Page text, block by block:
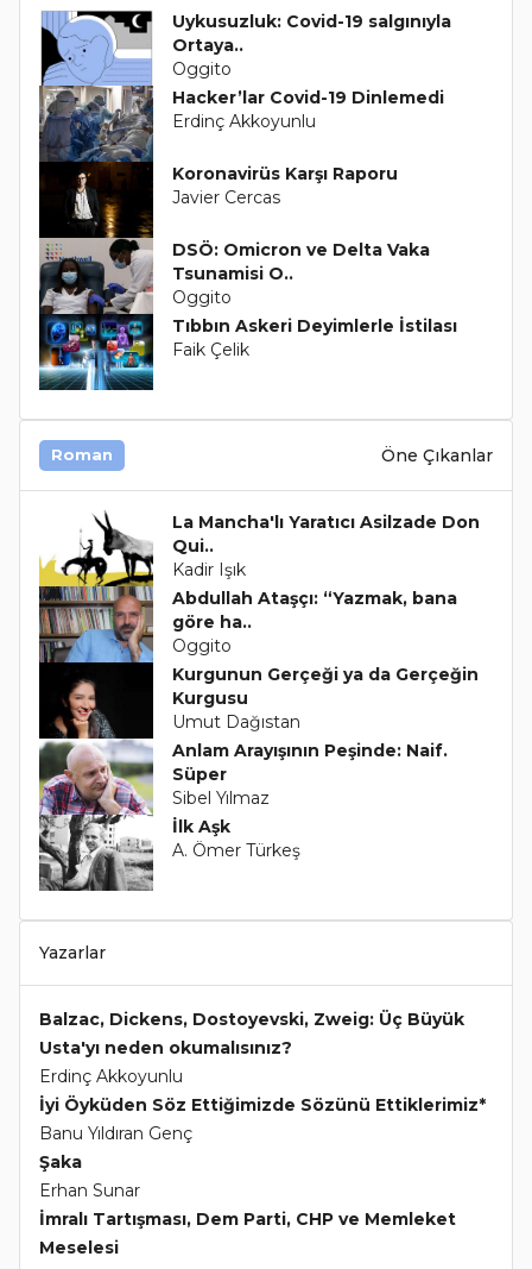
Uykusuzluk: Covid-19 salgınıyla
Ortaya..
Oggito
Hacker’lar Covid-19 Dinlemedi
Erdinç Akkoyunlu
Koronavirüs Karşı Raporu
Javier Cercas
DSÖ: Omicron ve Delta Vaka
Tsunamisi O..
Oggito
Tıbbın Askeri Deyimlerle İstilası
Faik Çelik
Roman Öne Çıkanlar
La Mancha'lı Yaratıcı Asilzade Don
Qui..
Kadir Işık
Abdullah Ataşçı: “Yazmak, bana
göre ha..
Oggito
Kurgunun Gerçeği ya da Gerçeğin
Kurgusu
Umut Dağıstan
Anlam Arayışının Peşinde: Naif.
Süper
Sibel Yılmaz
İlk Aşk
A. Ömer Türkeş
Yazarlar
Balzac, Dickens, Dostoyevski, Zweig: Üç Büyük
Usta'yı neden okumalısınız?
Erdinç Akkoyunlu
İyi Öyküden Söz Ettiğimizde Sözünü Ettiklerimiz*
Banu Yıldıran Genç
Şaka
Erhan Sunar
İmralı Tartışması, Dem Parti, CHP ve Memleket
Meselesi